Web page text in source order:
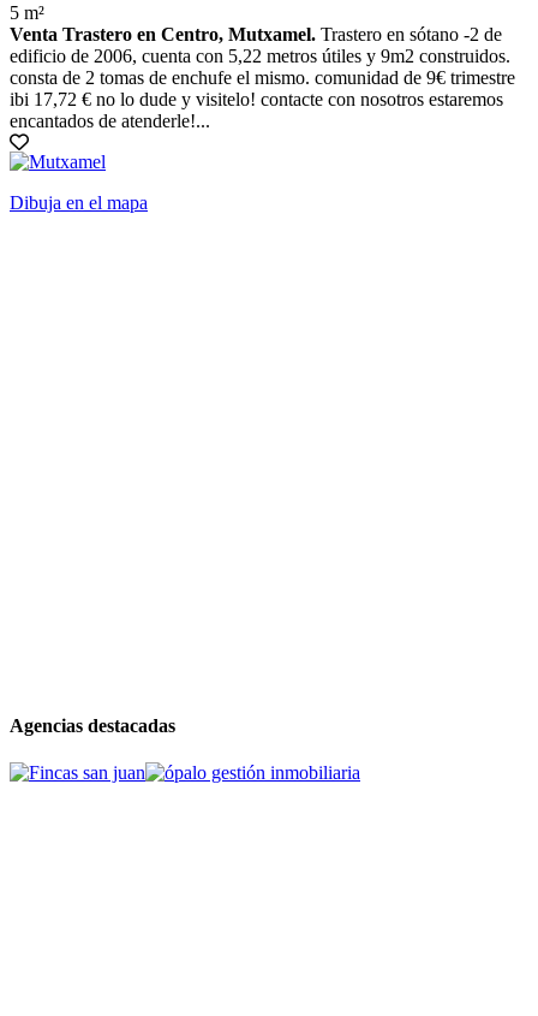
5 m²
Venta Trastero en Centro, Mutxamel. Trastero en sótano -2 de
edificio de 2006, cuenta con 5,22 metros útiles y 9m2 construidos.
consta de 2 tomas de enchufe el mismo. comunidad de 9€ trimestre
ibi 17,72 € no lo dude y visitelo! contacte con nosotros estaremos
encantados de atenderle!...
Dibuja en el mapa
Agencias destacadas